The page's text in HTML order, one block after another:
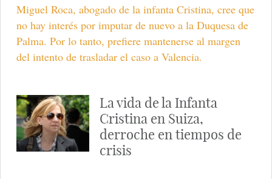
Miguel Roca, abogado de la infanta Cristina, cree que
no hay interés por imputar de nuevo a la Duquesa de
Palma. Por lo tanto, prefiere mantenerse al margen
del intento de trasladar el caso a Valencia.
La vida de la Infanta
Cristina en Suiza,
derroche en tiempos de
crisis